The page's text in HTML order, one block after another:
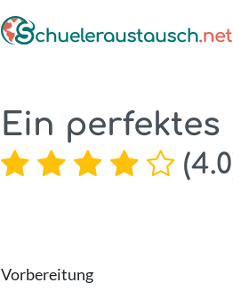
Ein
(4.0
Vorbereitung